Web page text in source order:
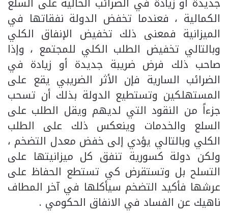
الكمالية ، فعندما تخفض الدولة نفقاتها في
الميزانية فمعنى ذلك تخفيض الإنفاق الكلي
وبالتالي تخفيض الطلب الكلي للمجتمع ، وإذا
صاحب ذلك فرض ضريبة جديدة أو زيادة في
الضرائب السارية فإن الأثر الضريبي يقع على
المستهلكين وتستطيع الدولة بذلك أن تسحب
جزءاً من النقود التي لديهم ويقل الطلب على
السلع والخدمات وينعكس ذلك على الطلب
الكلي وبالتالي يؤدي إلى خفض معدل التضخم ،
ولكن دولة كسورية تنفق كل ميزانيتها على
التسلح بل وتستقرض كي تستطع الحفاظ على
عرشها فأكيد التضخم سيأكلها في آخر المطاف
ناهيك عن الفساد في الانفاق الحكومي .